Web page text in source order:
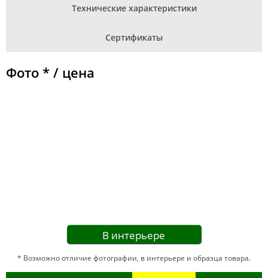
Технические характеристики
Сертификаты
Фото * / цена
В интерьере
* Возможно отличие фотографии, в интерьере и образца товара.